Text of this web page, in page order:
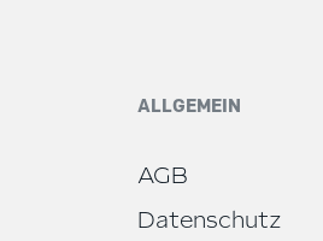
ALLGEMEIN
AGB
Datenschutz